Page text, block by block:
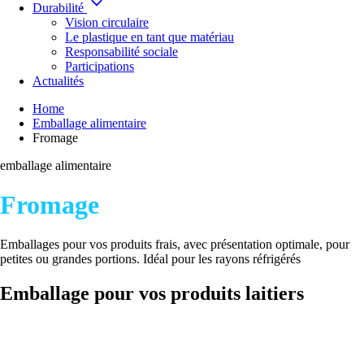
Durabilité
Vision circulaire
Le plastique en tant que matériau
Responsabilité sociale
Participations
Actualités
Home
Emballage alimentaire
Fromage
emballage alimentaire
Fromage
Emballages pour vos produits frais, avec présentation optimale, pour
petites ou grandes portions. Idéal pour les rayons réfrigérés
Emballage pour vos produits laitiers